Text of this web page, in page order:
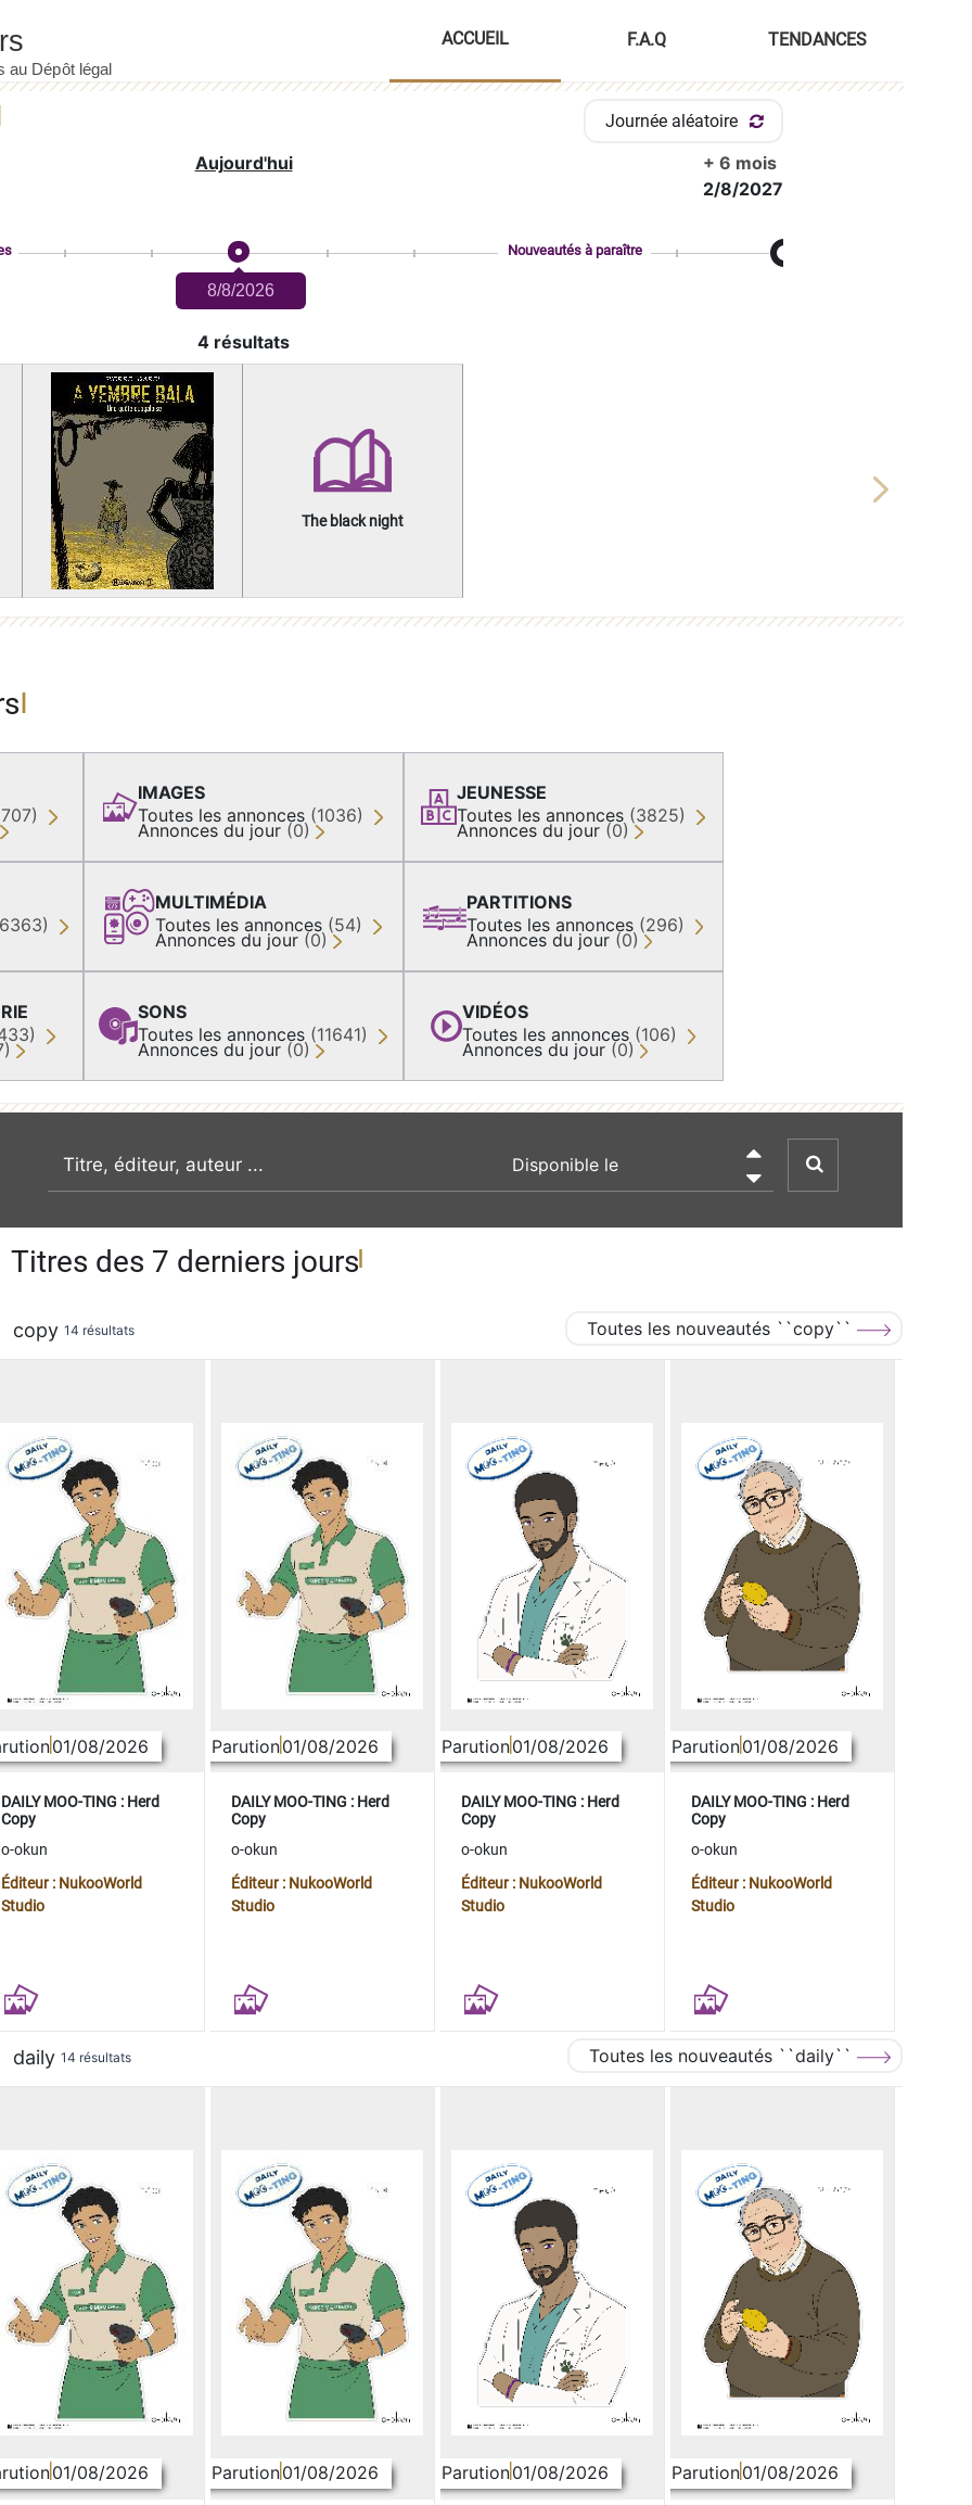
ACCUEIL F.A.Q TENDANCES
Journée aléatoire
Aujourd'hui
+ 6 mois
2/8/2027
8/8/2026
Nouveautés à paraître
4 résultats
The black night
Next
IMAGES
Toutes les annonces (1036)
Annonces du jour (0)
MULTIMÉDIA
Toutes les annonces (54)
Annonces du jour (0)
SONS
Toutes les annonces (11641)
Annonces du jour (0)
JEUNESSE
Toutes les annonces (3825)
Annonces du jour (0)
PARTITIONS
Toutes les annonces (296)
Annonces du jour (0)
VIDÉOS
Toutes les annonces (106)
Annonces du jour (0)
recherche par mot clé

Titres des 7 derniers jours
copy 14 résultats Toutes les nouveautés ``copy``
01/08/2026
DAILY MOO-TING : Herd
Copy
o-okun
Éditeur : NukooWorld
Studio
Parution01/08/2026
DAILY MOO-TING : Herd
Copy
o-okun
Éditeur : NukooWorld
Studio
Parution01/08/2026
DAILY MOO-TING : Herd
Copy
o-okun
Éditeur : NukooWorld
Studio
Parution01/08/2026
DAILY MOO-TING : Herd
Copy
o-okun
Éditeur : NukooWorld
Studio
daily 14 résultats Toutes les nouveautés ``daily``
01/08/2026 Parution01/08/2026 Parution01/08/2026 Parution01/08/2026